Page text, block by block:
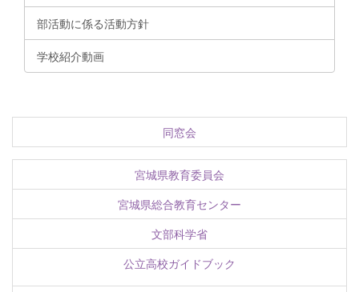
部活動に係る活動方針
学校紹介動画
同窓会
宮城県教育委員会
宮城県総合教育センター
文部科学省
公立高校ガイドブック